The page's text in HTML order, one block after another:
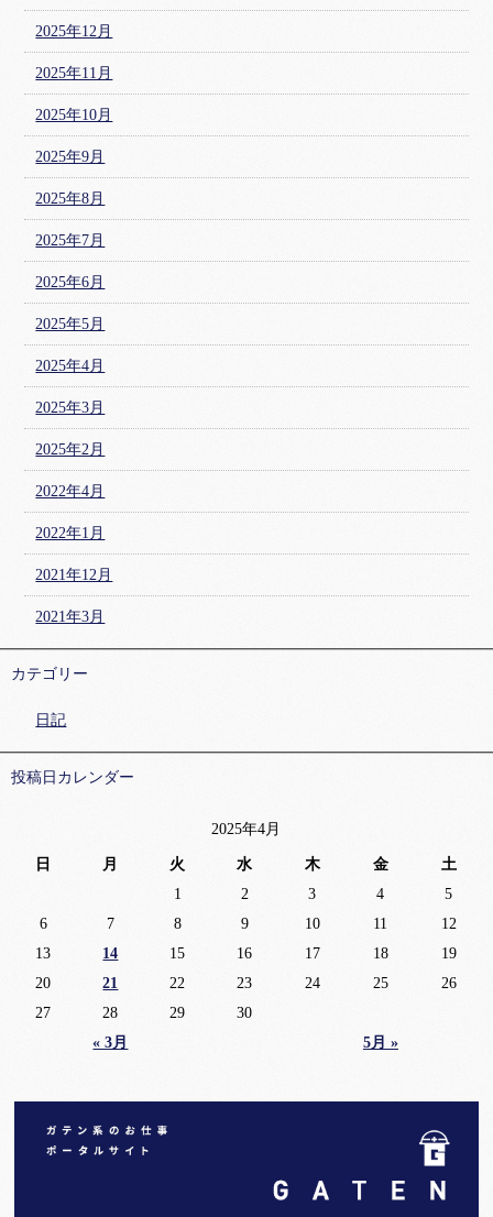
2025年12月
2025年11月
2025年10月
2025年9月
2025年8月
2025年7月
2025年6月
2025年5月
2025年4月
2025年3月
2025年2月
2022年4月
2022年1月
2021年12月
2021年3月
カテゴリー
日記
投稿日カレンダー
2025年4月
日 月 火 水 木 金 土
« 3月 5月 »
1 2 3 4
5
6
7 8 9 10 11
12
13
14 15 16 17 18
19
20
21 22 23 24 25
26
27
28 29 30